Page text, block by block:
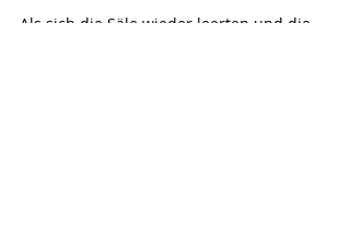
Als sich die Säle wieder leerten und die